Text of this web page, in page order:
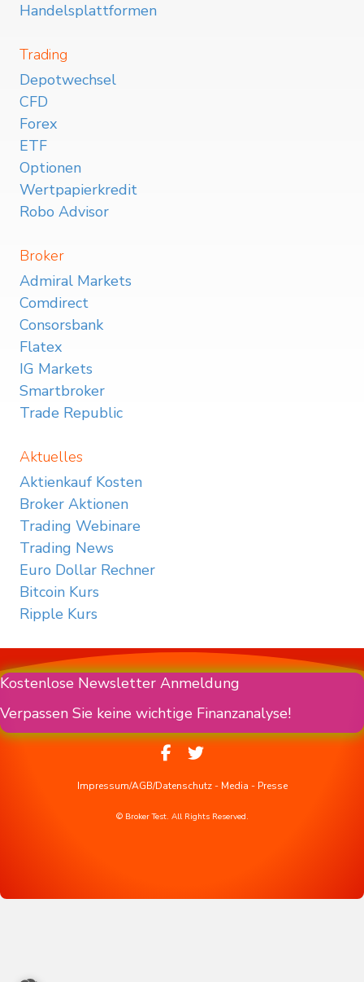
Handelsplattformen
Trading
Depotwechsel
CFD
Forex
ETF
Optionen
Wertpapierkredit
Robo Advisor
Broker
Admiral Markets
Comdirect
Consorsbank
Flatex
IG Markets
Smartbroker
Trade Republic
Aktuelles
Aktienkauf Kosten
Broker Aktionen
Trading Webinare
Trading News
Euro Dollar Rechner
Bitcoin Kurs
Ripple Kurs
Kostenlose Newsletter Anmeldung
Verpassen Sie keine wichtige Finanzanalyse!
Impressum/AGB/Datenschutz- Media - Presse
© Broker Test. All Rights Reserved.